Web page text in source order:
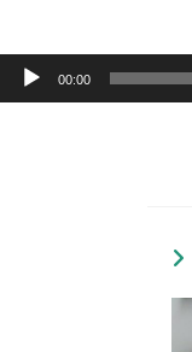
Lecteur
audio
00:00